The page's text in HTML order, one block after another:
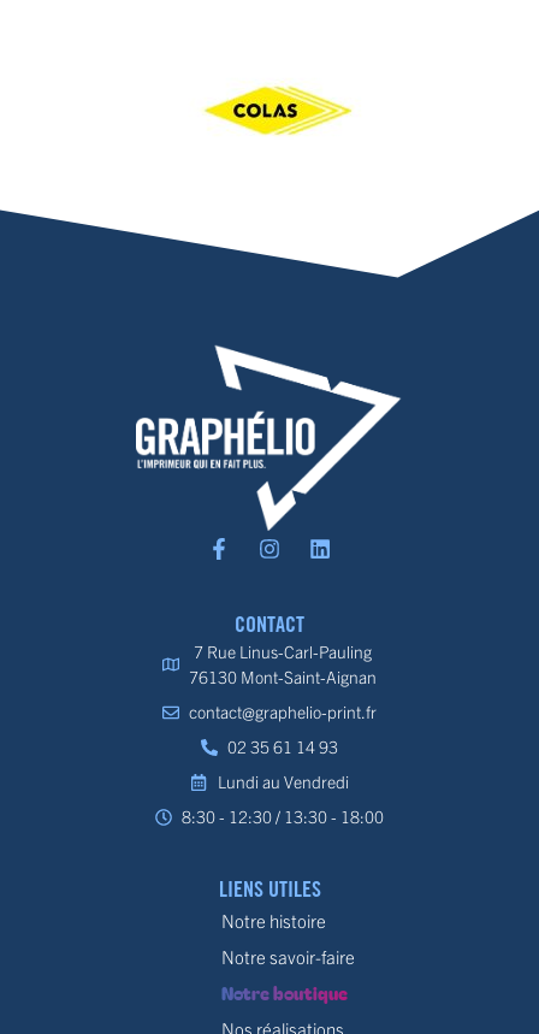
CONTACT
7 Rue Linus-Carl-Pauling
76130 Mont-Saint-Aignan
contact@graphelio-print.fr
02 35 61 14 93
Lundi au Vendredi
8:30 - 12:30 / 13:30 - 18:00
LIENS UTILES
Notre histoire
Notre savoir-faire
Notre boutique
Nos réalisations